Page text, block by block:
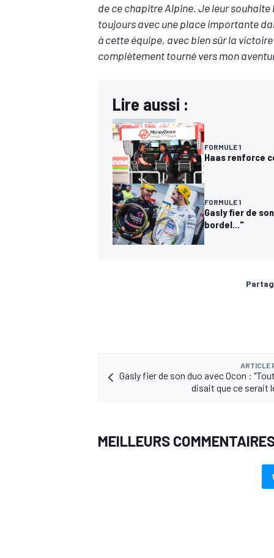
de ce chapitre Alpine. Je leur
toujours avec une place importante
à cette équipe, avec bien sûr la
complètement tourné vers mon
Lire aussi :
FORMULE 1
Haas renforce
FORMULE 1
Gasly fier de
bordel..."
ARTICLE
Gasly fier de son duo avec Ocon :
disait que ce serait
MEILLEURS